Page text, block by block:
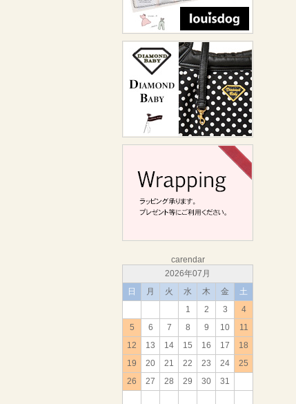
carendar
2026年07月
日
月 火 水 木 金
土
1
2 3
4
5
6 7 8 9 10
11
12
13 14 15 16 17
18
19
20 21 22 23 24
25
26
27 28 29 30 31